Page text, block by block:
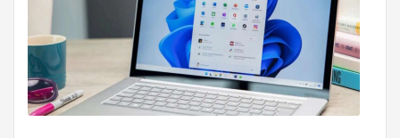
de intrusão. Uma solução moderna,...